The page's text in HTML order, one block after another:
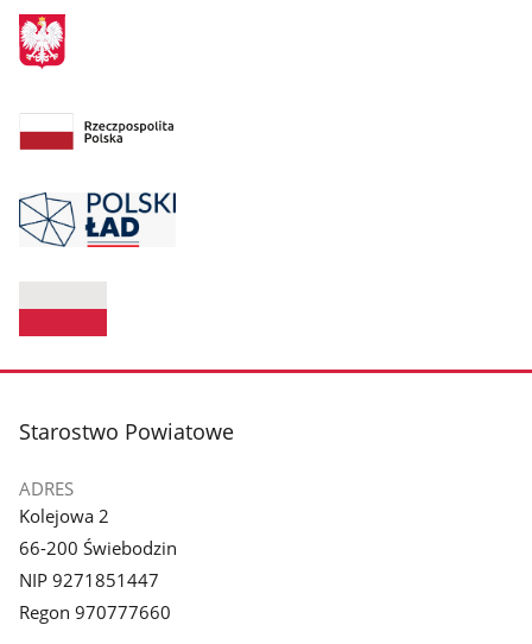
stopka
Starostwo Powiatowe
ADRES
Kolejowa 2
66-200 Świebodzin
NIP 9271851447
Regon 970777660